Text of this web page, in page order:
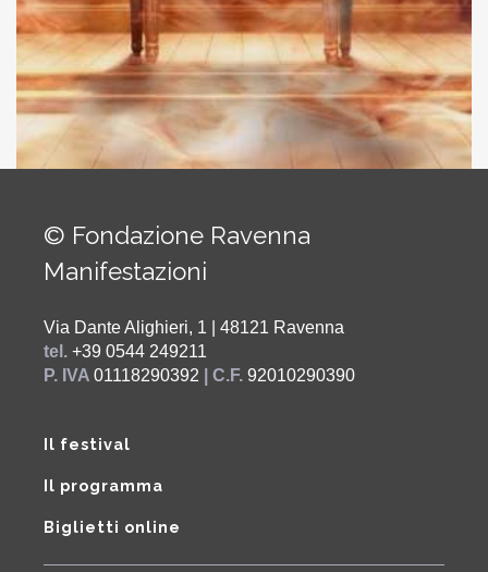
© Fondazione Ravenna
Manifestazioni
Via Dante Alighieri, 1 | 48121 Ravenna
tel. +39 0544 249211
P. IVA 01118290392 | C.F. 92010290390
Il festival
Il programma
Biglietti online